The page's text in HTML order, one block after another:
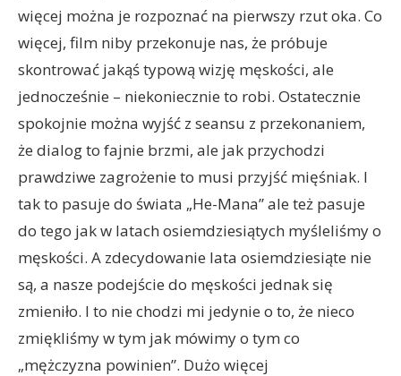
więcej można je rozpoznać na pierwszy rzut oka. Co
więcej, film niby przekonuje nas, że próbuje
skontrować jakąś typową wizję męskości, ale
jednocześnie – niekoniecznie to robi. Ostatecznie
spokojnie można wyjść z seansu z przekonaniem,
że dialog to fajnie brzmi, ale jak przychodzi
prawdziwe zagrożenie to musi przyjść mięśniak. I
tak to pasuje do świata „He-Mana” ale też pasuje
do tego jak w latach osiemdziesiątych myśleliśmy o
męskości. A zdecydowanie lata osiemdziesiąte nie
są, a nasze podejście do męskości jednak się
zmieniło. I to nie chodzi mi jedynie o to, że nieco
zmiękliśmy w tym jak mówimy o tym co
„mężczyzna powinien”. Dużo więcej